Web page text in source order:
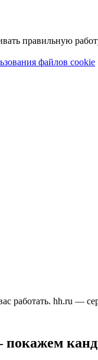
правильную
файлов cookie
работать. hh.ru —